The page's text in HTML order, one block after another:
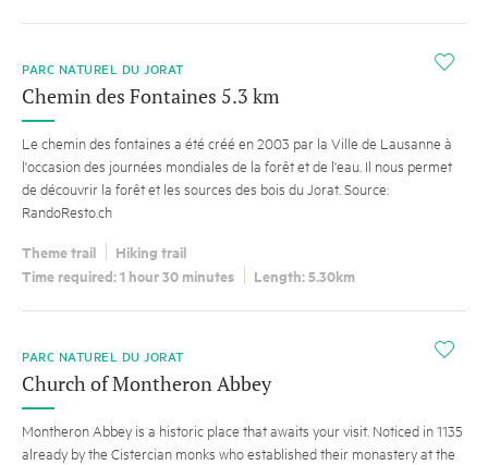
i
PARC NATUREL DU JORAT
Chemin des Fontaines 5.3 km
Le chemin des fontaines a été créé en 2003 par la Ville de Lausanne à
l'occasion des journées mondiales de la forêt et de l'eau. Il nous permet
de découvrir la forêt et les sources des bois du Jorat. Source:
RandoResto.ch
Theme trail
Hiking trail
Time required: 1 hour 30 minutes
Length: 5.30km
i
PARC NATUREL DU JORAT
Church of Montheron Abbey
Montheron Abbey is a historic place that awaits your visit. Noticed in 1135
already by the Cistercian monks who established their monastery at the